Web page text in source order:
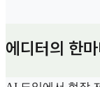
에디터의 한